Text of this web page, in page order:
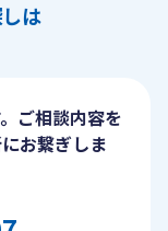
は
ご相談内容を
お繋ぎしま